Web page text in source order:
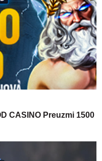
CASINO Preuzmi 1500